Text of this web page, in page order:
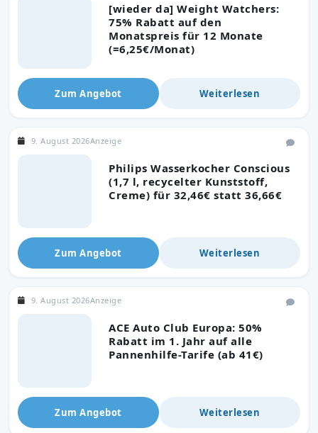
[wieder da] Weight Watchers:
75% Rabatt auf den
Monatspreis für 12 Monate
(=6,25€/Monat)
Zum Angebot Weiterlesen
Philips Wasserkocher Conscious
(1,7 l, recycelter Kunststoff,
Creme) für 32,46€ statt 36,66€
9. August 2026Anzeige
Zum Angebot Weiterlesen
ACE Auto Club Europa: 50%
Rabatt im 1. Jahr auf alle
Pannenhilfe-Tarife (ab 41€)
9. August 2026Anzeige
Zum Angebot Weiterlesen